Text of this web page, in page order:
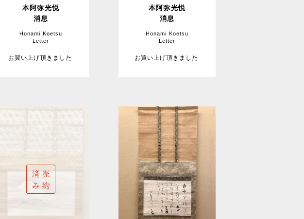
本阿弥光悦
消息
Honami Koetsu
Letter
お買い上げ頂きました
本阿弥光悦
消息
Honami Koetsu
Letter
お買い上げ頂きました